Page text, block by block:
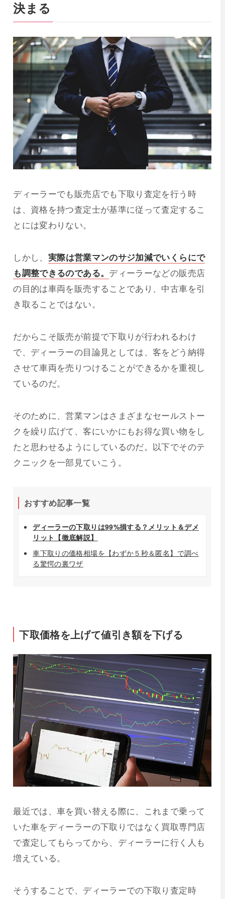
決まる
ディーラーでも販売店でも下取り査定を行う時
は、資格を持つ査定士が基準に従って査定するこ
とには変わりない。
しかし、 実際は営業マンのサジ加減でいくらにで
も調整できるのである。 ディーラーなどの販売店
の目的は車両を販売することであり、中古車を引
き取ることではない。
だからこそ販売が前提で下取りが行われるわけ
で、ディーラーの目論見としては、客をどう納得
させて車両を売りつけることができるかを重視し
ているのだ。
そのために、営業マンはさまざまなセールストー
クを繰り広げて、客にいかにもお得な買い物をし
たと思わせるようにしているのだ。以下でそのテ
クニックを一部見ていこう。
おすすめ記事一覧
ディーラーの下取りは99%損する？メリット＆デメ
リット【徹底解説】
車下取りの価格相場を【わずか５秒＆匿名】で調べ
る驚愕の裏ワザ
下取価格を上げて値引き額を下げる
最近では、車を買い替える際に、これまで乗って
いた車をディーラーの下取りではなく買取専門店
で査定してもらってから、ディーラーに行く人も
増えている。
そうすることで、ディーラーでの下取り査定時